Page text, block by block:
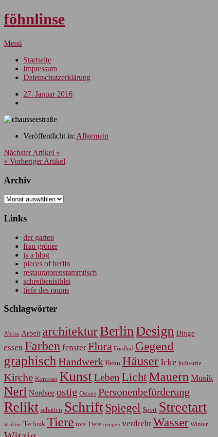
föhnlinse
Menü
Startseite
Impressum
Datenschutzerklärung
27. Januar 2016
Veröffentlicht in: Allgemein
Nächster Artikel »
« Vorheriger Artikel
Archiv
Archiv
Links
der garten
frau gröner
is a blog
pieces of berlin
restauratorenstammtisch
schreibenistblei
tiefe des raums
Schlagwörter
Abriss Arbeit architekturBerlin Design Dinge
essen Farben fenster Flora Friedhof Gegend
graphisch Handwerk Heim HäuserIcke Industrie
Kirche Kontrast KunstLeben LichtMauern Musik
Nerl Nordsee ostig Ostsee Personenbeförderung
Relikt schatten SchriftSpiegel Sport Streetart
struktur Technik Tiere tote Tiere treppen verdreht Wasser Winter